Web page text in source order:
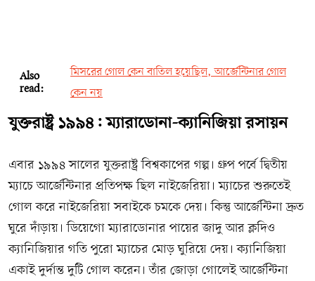
Also
read:
মিসরের গোল কেন বাতিল হয়েছিল, আর্জেন্টিনার গোল
কেন নয়
যুক্তরাষ্ট্র ১৯৯৪: ম্যারাডোনা-ক্যানিজিয়া রসায়ন
এবার ১৯৯৪ সালের যুক্তরাষ্ট্র বিশ্বকাপের গল্প। গ্রুপ পর্বে দ্বিতীয়
ম্যাচে আর্জেন্টিনার প্রতিপক্ষ ছিল নাইজেরিয়া। ম্যাচের শুরুতেই
গোল করে নাইজেরিয়া সবাইকে চমকে দেয়। কিন্তু আর্জেন্টিনা দ্রুত
ঘুরে দাঁড়ায়। ডিয়েগো ম্যারাডোনার পায়ের জাদু আর ক্লদিও
ক্যানিজিয়ার গতি পুরো ম্যাচের মোড় ঘুরিয়ে দেয়। ক্যানিজিয়া
একাই দুর্দান্ত দুটি গোল করেন। তাঁর জোড়া গোলেই আর্জেন্টিনা